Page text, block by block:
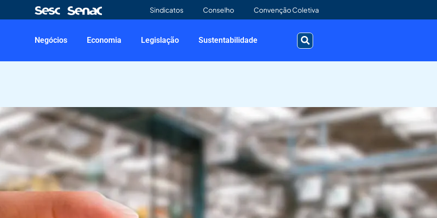
Sindicatos Conselho Convenção Coletiva
Negócios Economia Legislação Sustentabilidade